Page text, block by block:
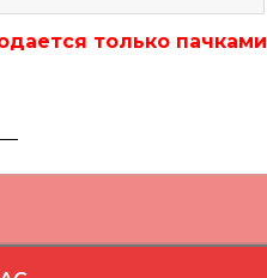
только пачками